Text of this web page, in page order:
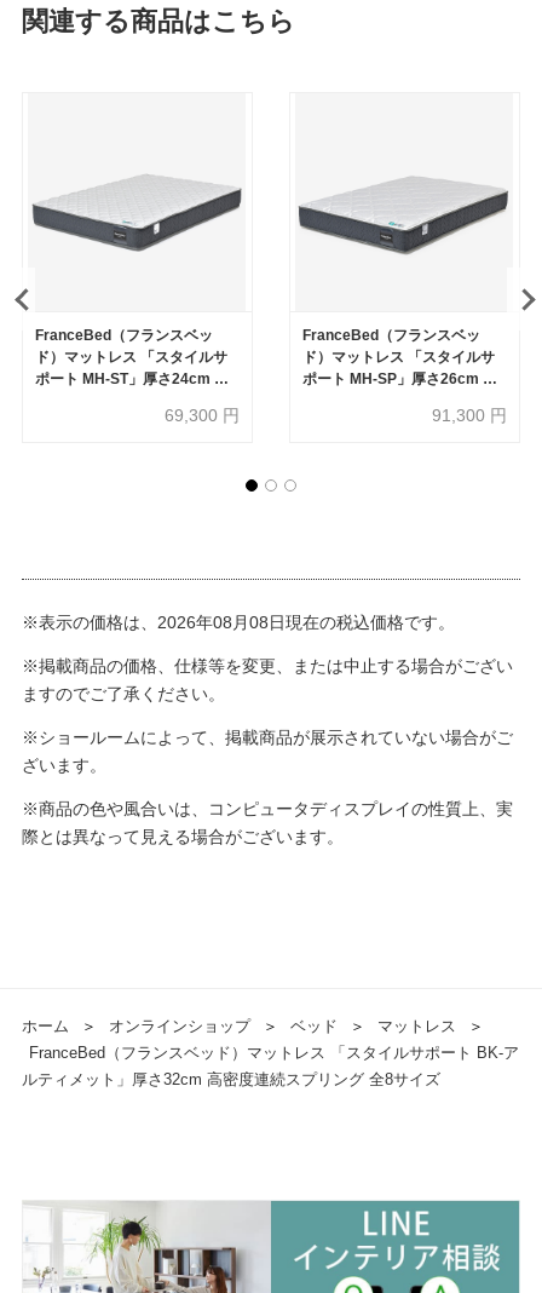
関連する商品はこちら
FranceBed（フランスベッ
ド）マットレス 「スタイルサ
ポート MH-ST」厚さ24cm 高
69,300 円
FranceBed（フランスベッ
ド）マットレス 「スタイルサ
ポート MH-SP」厚さ26cm 高
91,300 円
※表示の価格は、2026年08月08日現在の税込価格です。
※掲載商品の価格、仕様等を変更、または中止する場合がござい
ますのでご了承ください。
※ショールームによって、掲載商品が展示されていない場合がご
ざいます。
※商品の色や風合いは、コンピュータディスプレイの性質上、実
際とは異なって見える場合がございます。
ホーム ＞ オンラインショップ ＞ ベッド ＞ マットレス
＞
FranceBed（フランスベッド）マットレス 「スタイルサポート BK-ア
ルティメット」厚さ32cm 高密度連続スプリング 全8サイズ